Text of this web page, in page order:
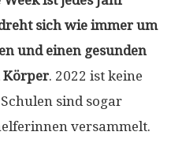
sich wie immer um
und einen gesunden
Körper. 2022 ist keine
sind sogar
versammelt.